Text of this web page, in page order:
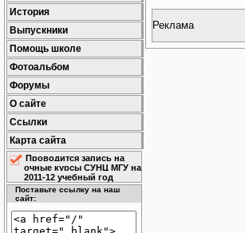
История
Выпускники
Помощь школе
Фотоальбом
Форумы
О сайте
Ссылки
Карта сайта
Проводится запись на
очные курсы СУНЦ МГУ на
2011-12 учебный год
Поставьте ссылку на наш
сайт:
Реклама